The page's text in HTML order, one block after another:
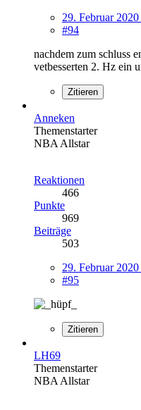
29. Februar
#94
nachdem zum schluss
vetbesserten 2. Hz ein
Zitieren
Anneken
Themenstarter
NBA Allstar
Reaktionen
466
Punkte
969
Beiträge
503
29. Februar
#95
Zitieren
LH69
Themenstarter
NBA Allstar